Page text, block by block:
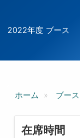
2022年度 ブース
ホーム ブース
在席時間